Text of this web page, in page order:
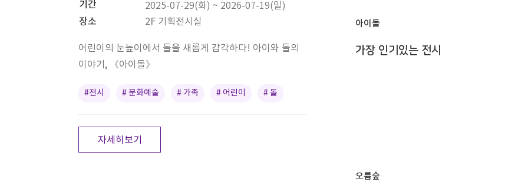
기간
2025-07-29(화) ~ 2026-07-19(일)
장소 2F 기획전시실
어린이의 눈높이에서 돌을 새롭게 감각하다! 아이와 돌의
이야기, 《아이돌》
#전시 # 문화예술 # 가족 # 어린이 # 돌
자세히보기
아이돌
가장 인기있는 전시
오름숲